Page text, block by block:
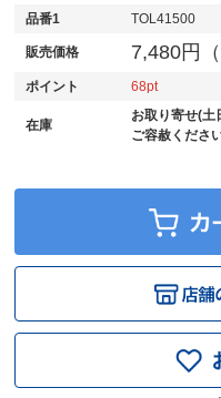
品番1
TOL41500
販売価格 7,480円（
ポイント 68
在庫
お取り寄せ(土
ご容赦くださ